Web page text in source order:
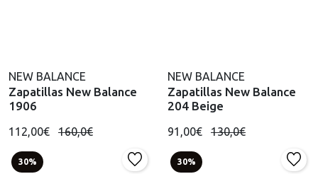
NEW BALANCE
Zapatillas New Balance
1906
112,00€ 160,0€
NEW BALANCE
Zapatillas New Balance
204 Beige
91,00€ 130,0€
30% 30%